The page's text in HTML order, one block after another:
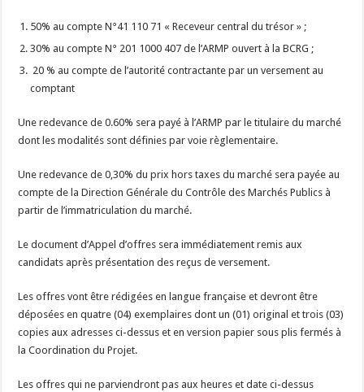
50% au compte N°41 110 71 « Receveur central du trésor » ;
30% au compte N° 201 1000 407 de l’ARMP ouvert à la BCRG ;
20 % au compte de l’autorité contractante par un versement au
comptant
Une redevance de 0.60% sera payé à l’ARMP par le titulaire du marché
dont les modalités sont définies par voie règlementaire.
Une redevance de 0,30% du prix hors taxes du marché sera payée au
compte de la Direction Générale du Contrôle des Marchés Publics à
partir de l’immatriculation du marché.
Le document d’Appel d’offres sera immédiatement remis aux
candidats après présentation des reçus de versement.
Les offres vont être rédigées en langue française et devront être
déposées en quatre (04) exemplaires dont un (01) original et trois (03)
copies aux adresses ci-dessus et en version papier sous plis fermés à
la Coordination du Projet.
Les offres qui ne parviendront pas aux heures et date ci-dessus